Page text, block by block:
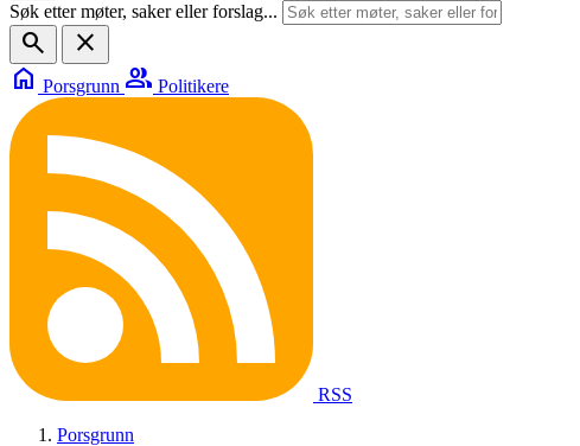
Søk etter møter, saker eller forslag...
search
close
home Porsgrunn group Politikere
RSS
Porsgrunn